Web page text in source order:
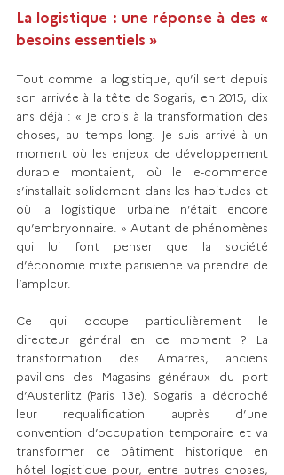
La logistique : une réponse à des «
besoins essentiels »
Tout comme la logistique, qu’il sert depuis
son arrivée à la tête de Sogaris, en 2015, dix
ans déjà : « Je crois à la transformation des
choses, au temps long. Je suis arrivé à un
moment où les enjeux de développement
durable montaient, où le e-commerce
s’installait solidement dans les habitudes et
où la logistique urbaine n’était encore
qu’embryonnaire. » Autant de phénomènes
qui lui font penser que la société
d’économie mixte parisienne va prendre de
l’ampleur.
Ce qui occupe particulièrement le
directeur général en ce moment ? La
transformation des Amarres, anciens
pavillons des Magasins généraux du port
d’Austerlitz (Paris 13e). Sogaris a décroché
leur requalification auprès d’une
convention d’occupation temporaire et va
transformer ce bâtiment historique en
hôtel logistique pour, entre autres choses,